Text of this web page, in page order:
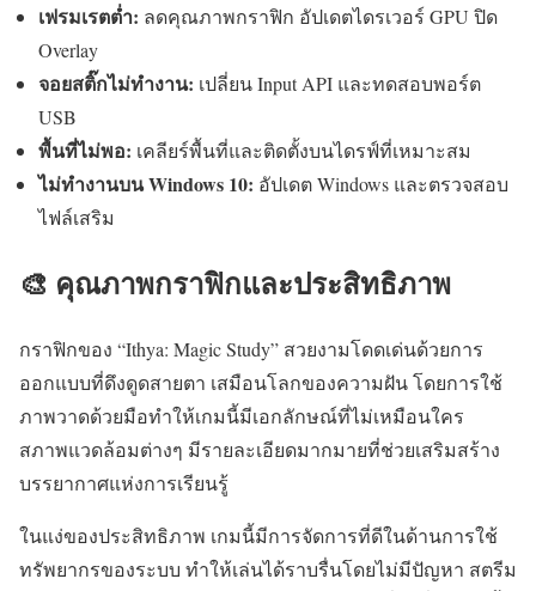
เฟรมเรตต่ำ: ลดคุณภาพกราฟิก อัปเดตไดรเวอร์ GPU ปิด
Overlay
จอยสติ๊กไม่ทำงาน: เปลี่ยน Input API และทดสอบพอร์ต
USB
พื้นที่ไม่พอ: เคลียร์พื้นที่และติดตั้งบนไดรฟ์ที่เหมาะสม
ไม่ทำงานบน Windows 10: อัปเดต Windows และตรวจสอบ
ไฟล์เสริม
🎨 คุณภาพกราฟิกและประสิทธิภาพ
กราฟิกของ “Ithya: Magic Study” สวยงามโดดเด่นด้วยการ
ออกแบบที่ดึงดูดสายตา เสมือนโลกของความฝัน โดยการใช้
ภาพวาดด้วยมือทำให้เกมนี้มีเอกลักษณ์ที่ไม่เหมือนใคร
สภาพแวดล้อมต่างๆ มีรายละเอียดมากมายที่ช่วยเสริมสร้าง
บรรยากาศแห่งการเรียนรู้
ในแง่ของประสิทธิภาพ เกมนี้มีการจัดการที่ดีในด้านการใช้
ทรัพยากรของระบบ ทำให้เล่นได้ราบรื่นโดยไม่มีปัญหา สตรีม